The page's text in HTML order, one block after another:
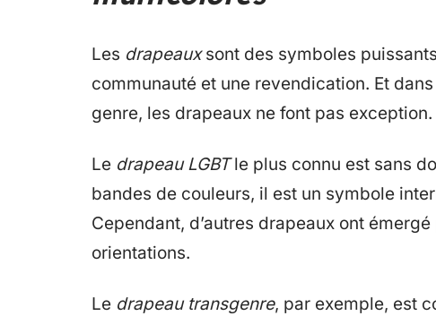
Les drapeauxsont des symboles
communauté et une revendication. Et
genre, les drapeaux ne font pas exception.
Le drapeau LGBTle plus connu est sans
bandes de couleurs, il est un symbole
Cependant, d’autres drapeaux ont
orientations.
Le drapeau transgenre, par exemple, est